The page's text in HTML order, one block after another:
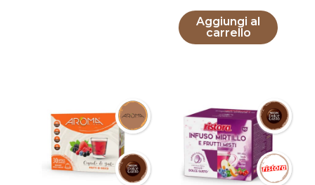
prezzo
originale
era:
prezzo
attuale
è:
Aggiungi al
carrello